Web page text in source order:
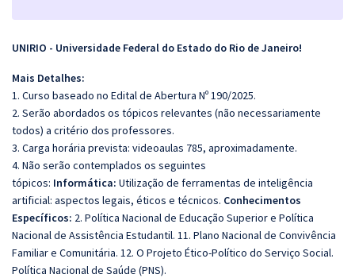
UNIRIO - Universidade Federal do Estado do Rio de Janeiro!
Mais Detalhes:
1. Curso baseado no Edital de Abertura Nº 190/2025.
2. Serão abordados os tópicos relevantes (não necessariamente
todos) a critério dos professores.
3. Carga horária prevista: videoaulas 785, aproximadamente.
4. Não serão contemplados os seguintes
tópicos: Informática: Utilização de ferramentas de inteligência
artificial: aspectos legais, éticos e técnicos. Conhecimentos
Específicos: 2. Política Nacional de Educação Superior e Política
Nacional de Assistência Estudantil. 11. Plano Nacional de Convivência
Familiar e Comunitária. 12. O Projeto Ético-Político do Serviço Social.
Política Nacional de Saúde (PNS).